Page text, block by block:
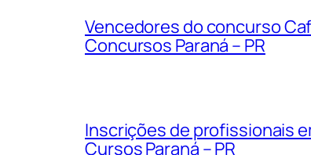
Vencedores do concurso
Concursos Paraná – PR
Inscrições de profissionais
Cursos Paraná – PR